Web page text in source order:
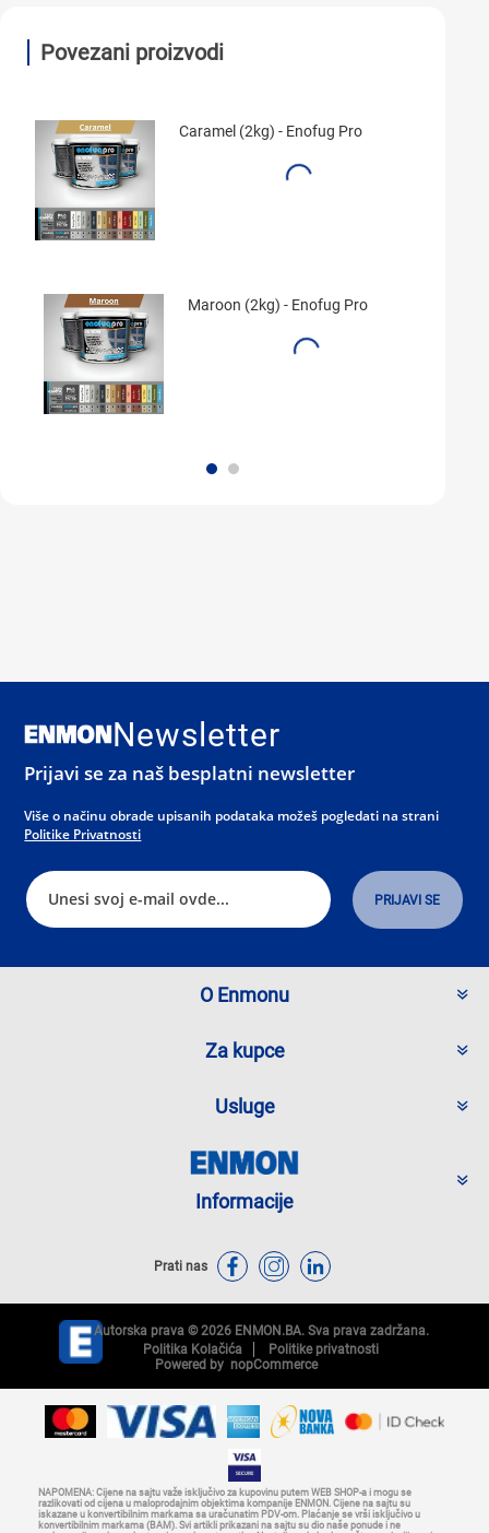
Povezani proizvodi
Caramel (2kg) - Enofug Pro
Maroon (2kg) - Enofug Pro
Newsletter
Prijavi se za naš besplatni newsletter
Više o načinu obrade upisanih podataka možeš pogledati na strani
Politike Privatnosti
O Enmonu
Za kupce
Usluge
Informacije
Prati nas
Autorska prava © 2026 ENMON.BA. Sva prava zadržana.
Politika Kolačića
Politike privatnosti
Powered by nopCommerce
NAPOMENA: Cijene na sajtu važe isključivo za kupovinu putem WEB SHOP-a i mogu se
razlikovati od cijena u maloprodajnim objektima kompanije ENMON. Cijene na sajtu su
iskazane u konvertibilnim markama sa uračunatim PDV-om. Plaćanje se vrši isključivo u
konvertibilnim markama (BAM). Svi artikli prikazani na sajtu su dio naše ponude i ne